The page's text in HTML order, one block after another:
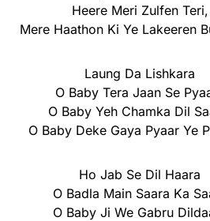
Heere Meri Zulfen Teri,
Mere Haathon Ki Ye Lakeeren
Laung Da Lishkara
O Baby Tera Jaan Se
O Baby Yeh Chamka Dil
O Baby Deke Gaya Pyaar Ye
Ho Jab Se Dil Haara
O Badla Main Saara Ka
O Baby Ji We Gabru